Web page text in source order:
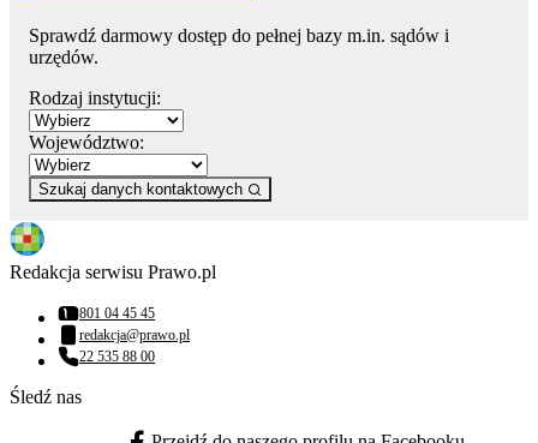
Sprawdź darmowy dostęp do pełnej bazy m.in. sądów i
urzędów.
Rodzaj instytucji:
Województwo:
Szukaj danych kontaktowych
Redakcja serwisu Prawo.pl
Numer telefonu:
801 04 45 45
Adres email:
redakcja@prawo.pl
Numer telefonu:
22 535 88 00
Śledź nas